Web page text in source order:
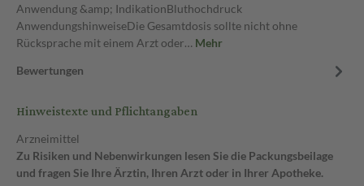
Anwendung &amp; IndikationBluthochdruck
AnwendungshinweiseDie Gesamtdosis sollte nicht ohne
Rücksprache mit einem Arzt oder… Mehr
Bewertungen
Hinweistexte und Pflichtangaben
Arzneimittel
Zu Risiken und Nebenwirkungen lesen Sie die Packungsbeilage
und fragen Sie Ihre Ärztin, Ihren Arzt oder in Ihrer Apotheke.